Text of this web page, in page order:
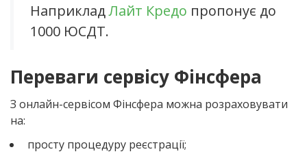
НаприкладЛайт Кредо пропонує до
1000 ЮСДТ.
Переваги сервісу Фінсфера
З онлайн-сервісом Фінсфера можна розраховувати
на:
просту процедуру реєстрації;